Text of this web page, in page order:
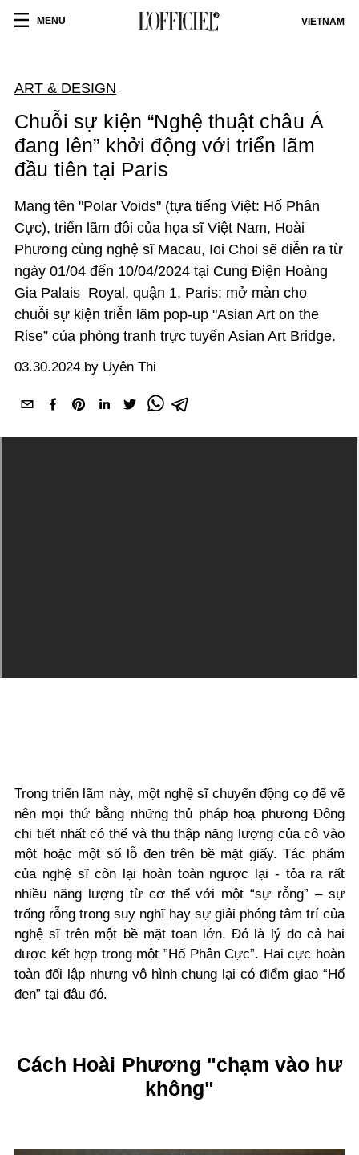
MENU VIETNAM
ART & DESIGN
Chuỗi sự kiện “Nghệ thuật châu Á
đang lên” khởi động với triển lãm
đầu tiên tại Paris
Mang tên "Polar Voids" (tựa tiếng Việt: Hố Phân
Cực), triển lãm đôi của họa sĩ Việt Nam, Hoài
Phương cùng nghệ sĩ Macau, Ioi Choi sẽ diễn ra từ
ngày 01/04 đến 10/04/2024 tại Cung Điện Hoàng
Gia Palais Royal, quận 1, Paris; mở màn cho
chuỗi sự kiện triễn lãm pop-up "Asian Art on the
Rise” của phòng tranh trực tuyến Asian Art Bridge.
03.30.2024 by Uyên Thi
Trong triển lãm này, một nghệ sĩ chuyển động cọ để vẽ
nên mọi thứ bằng những thủ pháp hoạ phương Đông
chi tiết nhất có thể và thu thập năng lượng của cô vào
một hoặc một số lỗ đen trên bề mặt giấy. Tác phẩm
của nghệ sĩ còn lại hoàn toàn ngược lại - tỏa ra rất
nhiều năng lượng từ cơ thể với một “sự rỗng” – sự
trống rỗng trong suy nghĩ hay sự giải phóng tâm trí của
nghệ sĩ trên một bề mặt toan lớn. Đó là lý do cả hai
được kết hợp trong một ”Hố Phân Cực”. Hai cực hoàn
toàn đối lập nhưng vô hình chung lại có điểm giao “Hố
đen” tại đâu đó.
Cách Hoài Phương "chạm vào hư
không"